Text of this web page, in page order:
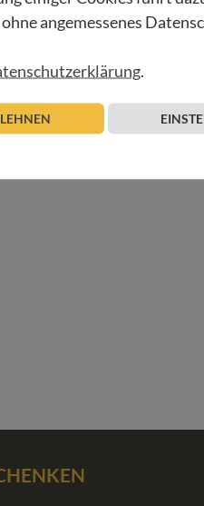
angemessenes